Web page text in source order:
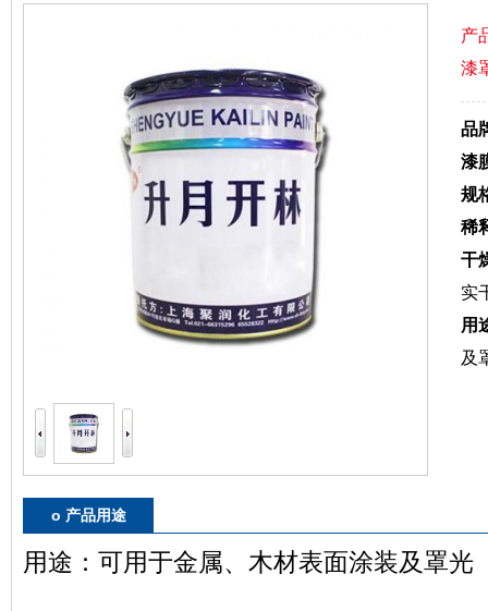
产
漆
品
漆
规
稀
干
实
用
及
o 产品用途
用途： 可用于金属、木材表面涂装及罩光